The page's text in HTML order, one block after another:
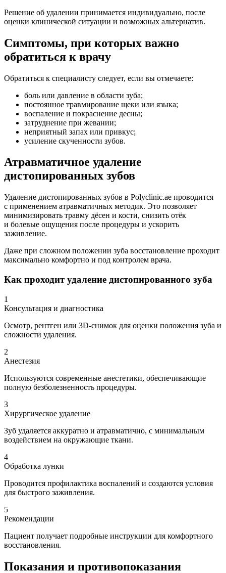
Решение об удалении принимается индивидуально, после
оценки клинической ситуации и возможных альтернатив.
Симптомы, при которых важно
обратиться к врачу
Обратиться к специалисту следует, если вы отмечаете:
боль или давление в области зуба;
постоянное травмирование щеки или языка;
воспаление и покраснение десны;
затруднение при жевании;
неприятный запах или привкус;
усиление скученности зубов.
Атравматичное удаление
дистопированных зубов
Удаление дистопированных зубов в Polyclinic.ae проводится
с применением атравматичных методик. Это позволяет
минимизировать травму дёсен и кости, снизить отёк
и болевые ощущения после процедуры и ускорить
заживление.
Даже при сложном положении зуба восстановление проходит
максимально комфортно и под контролем врача.
Как проходит удаление дистопированного зуба
1
Консультация и диагностика
Осмотр, рентген или 3D-снимок для оценки положения зуба и
сложности удаления.
2
Анестезия
Используются современные анестетики, обеспечивающие
полную безболезненность процедуры.
3
Хирургическое удаление
Зуб удаляется аккуратно и атравматично, с минимальным
воздействием на окружающие ткани.
4
Обработка лунки
Проводится профилактика воспалений и создаются условия
для быстрого заживления.
5
Рекомендации
Пациент получает подробные инструкции для комфортного
восстановления.
Показания и противопоказания